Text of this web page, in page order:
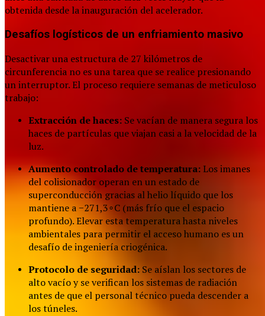
obtenida desde la inauguración del acelerador.
Desafíos logísticos de un enfriamiento masivo
Desactivar una estructura de 27 kilómetros de
circunferencia no es una tarea que se realice presionando
un interruptor. El proceso requiere semanas de meticuloso
trabajo:
Extracción de haces: Se vacían de manera segura los
haces de partículas que viajan casi a la velocidad de la
luz.
Aumento controlado de temperatura:Los imanes
del colisionador operan en un estado de
superconducción gracias al helio líquido que los
mantiene a−271,3∘C (más frío que el espacio
profundo). Elevar esta temperatura hasta niveles
ambientales para permitir el acceso humano es un
desafío de ingeniería criogénica.
Protocolo de seguridad: Se aíslan los sectores de
alto vacío y se verifican los sistemas de radiación
antes de que el personal técnico pueda descender a
los túneles.